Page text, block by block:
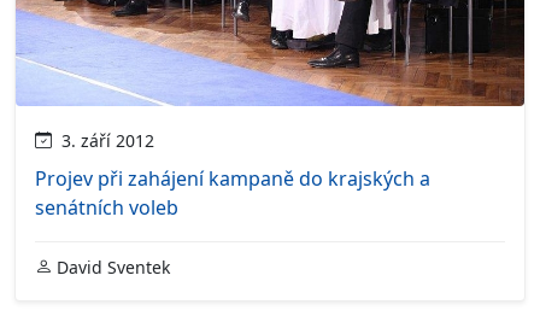
3. září 2012
Projev při zahájení kampaně do krajských a
senátních voleb
David Sventek